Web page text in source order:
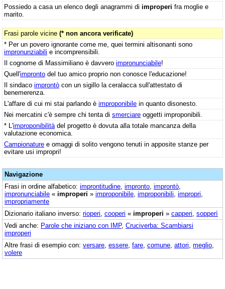
Possiedo a casa un elenco degli anagrammi di improperi fra moglie e
marito.
Frasi parole vicine (* non ancora verificate)
* Per un povero ignorante come me, quei termini altisonanti sono
impronunziabili e incomprensibili.
Il cognome di Massimiliano è davvero impronunciabile!
Quell'impronto del tuo amico proprio non conosce l'educazione!
Il sindaco improntò con un sigillo la ceralacca sull'attestato di
benemerenza.
L'affare di cui mi stai parlando è improponibile in quanto disonesto.
Nei mercatini c'è sempre chi tenta di smerciare oggetti improponibili.
* L'improponibilità del progetto è dovuta alla totale mancanza della
valutazione economica.
Campionature e omaggi di solito vengono tenuti in apposite stanze per
evitare usi impropri!
Navigazione
Frasi in ordine alfabetico: improntitudine impronto improntò
impronunciabile « improperi » improponibile improponibili impropri
impropriamente
Dizionario italiano inverso: rioperi cooperi « improperi » capperi sopperì
Vedi anche: Parole che iniziano con IMP, Cruciverba: Scambiarsi
improperi
Altre frasi di esempio con: versare essere fare comune attori meglio
volere